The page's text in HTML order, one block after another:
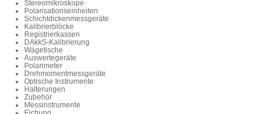
Stereomikroskope
Polarisationseinheiten
Schichtdickenmessgeräte
Kalibrierblöcke
Registrierkassen
DAkkS-Kalibrierung
Wägetische
Auswertegeräte
Polarimeter
Drehmomentmessgeräte
Optische Instrumente
Halterungen
Zubehör
Messinstrumente